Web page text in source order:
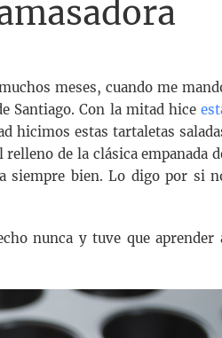
meses, cuando me
Santiago. Con la mitad hice
hicimos estas tartaletas
de la clásica empanada
siempre bien. Lo digo por si
nunca y tuve que aprender